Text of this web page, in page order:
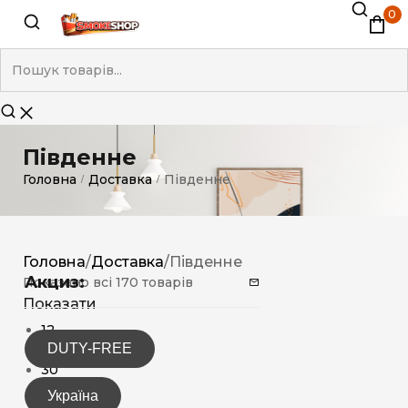
0
Південне
Головна / Доставка / Південне
Акциз:
DUTY-FREE
Україна
Головна/Доставка/Південне
Показано всі 170 товарів
Показати
12
15
30